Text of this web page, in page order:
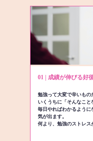
01 | 成績が伸びる好
勉強って大変で辛いもの
いくうちに「そんなこと
毎日やればわかるように
気が出ます。
何より、勉強のストレス